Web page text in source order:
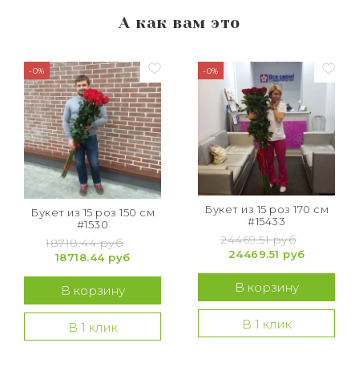
А как вам это
-0%
Букет из 15 роз 150 см
#1530
18718.44 руб
18718.44 руб
В корзину
В 1 клик
-0%
Букет из 15 роз 170 см
#15433
24469.51 руб
24469.51 руб
В корзину
В 1 клик